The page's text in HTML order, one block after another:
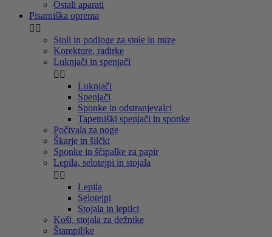
Ostali aparati
Pisarniška oprema
 
Stoli in podloge za stole in mize
Korekture, radirke
Luknjači in spenjači
 
Luknjači
Spenjači
Sponke in odstranjevalci
Tapetniški spenjači in sponke
Počivala za noge
Škarje in šilčki
Sponke in ščipalke za papir
Lepila, selotejpi in stojala
 
Lepila
Selotejpi
Stojala in lepilci
Koši, stojala za dežnike
Štampiljke